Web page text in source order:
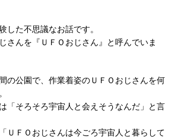
した不思議なお話です。
さんを『ＵＦＯおじさん』と呼んでいま
の公園で、作業着姿のＵＦＯおじさんを何
「そろそろ宇宙人と会えそうなんだ」と言
ＵＦＯおじさんは今ごろ宇宙人と暮らして